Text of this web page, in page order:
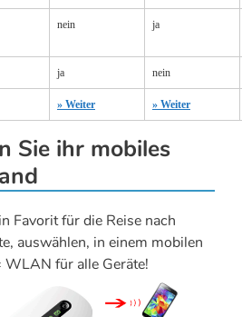
nein ja
ja nein
» Weiter » Weiter
Sie ihr mobiles
Favorit für die Reise nach
auswählen, in einem mobilen
für alle Geräte!